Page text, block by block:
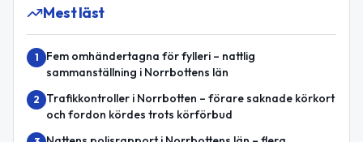
Mest läst
1
Fem omhändertagna för fylleri – nattlig
sammanställning i Norrbottens län
2
Trafikkontroller i Norrbotten – förare saknade körkort
och fordon kördes trots körförbud